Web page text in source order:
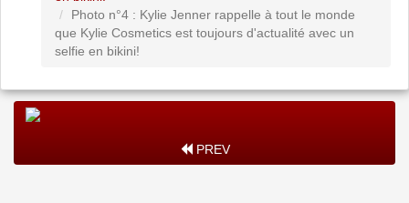
Photo n°4 : Kylie Jenner rappelle à tout le monde
que Kylie Cosmetics est toujours d'actualité avec un
selfie en bikini!
PREV